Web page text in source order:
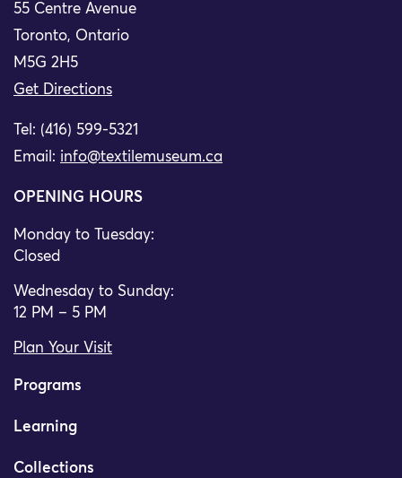
55 Centre Avenue
Toronto, Ontario
M5G 2H5
Get Directions
Tel: (416) 599-5321
Email: info@textilemuseum.ca
OPENING HOURS
Monday to Tuesday:
Closed
Wednesday to Sunday:
12 PM – 5 PM
Plan Your Visit
Programs
Learning
Collections